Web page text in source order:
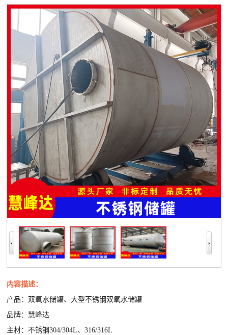
内容描述：
产品：双氧水储罐、大型不锈钢双氧水储罐
品牌：慧峰达
主材：不锈钢304/304L、316/316L